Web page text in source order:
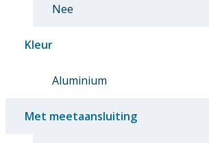
Nee
Kleur
Aluminium
Met meetaansluiting